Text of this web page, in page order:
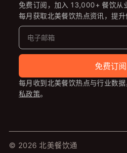
免费订阅，加入 13,000+ 餐饮从
每月获取北美餐饮热点资讯，提
免费订阅
每月收到北美餐饮热点与行业数
私政策。
© 2026 北美餐饮通